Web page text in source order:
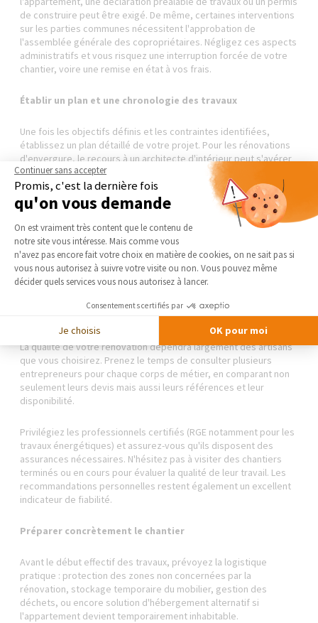
de construire peut être exigé. De même, certaines interventions
sur les parties communes nécessitent l'approbation de
l'assemblée générale des copropriétaires. Négligez ces aspects
administratifs et vous risquez une interruption forcée de votre
chantier, voire une remise en état à vos frais.
Établir un plan et une chronologie des travaux
Une fois les objectifs définis et les contraintes identifiées,
établissez un plan détaillé de votre projet. Pour les rénovations
d'envergure, le recours à un architecte d'intérieur peut s'avérer
judicieux. Ce professionnel saura optimiser l'espace disponible
et proposer des solutions adaptées à vos besoins spécifiques.
Élaborez ensuite un calendrier réaliste des travaux en tenant
compte de leur ordre logique. La démolition précède
généralement les travaux de gros œuvre, suivis par l'électricité
et la plomberie, puis les revêtements muraux et de sol, pour finir
par les finitions. Ce séquençage permet d'éviter les reprises
couteuses et les dégradations prématurées.
Sélectionner soigneusement les professionnels
La qualité de votre rénovation dépendra largement des artisans
que vous choisirez. Prenez le temps de consulter plusieurs
entrepreneurs pour chaque corps de métier, en comparant non
seulement leurs devis mais aussi leurs références et leur
disponibilité.
Privilégiez les professionnels certifiés (RGE notamment pour les
travaux énergétiques) et assurez-vous qu'ils disposent des
assurances nécessaires. N'hésitez pas à visiter des chantiers
terminés ou en cours pour évaluer la qualité de leur travail. Les
recommandations personnelles restent également un excellent
indicateur de fiabilité.
Préparer concrètement le chantier
Avant le début effectif des travaux, prévoyez la logistique
pratique : protection des zones non concernées par la
rénovation, stockage temporaire du mobilier, gestion des
déchets, ou encore solution d'hébergement alternatif si
l'appartement devient temporairement inhabitable.
Continuer sans accepter
Promis, c'est la dernière fois
qu'on vous demande
Plateforme de Gestion du
On est vraiment très content que le contenu de
notre site vous intéresse. Mais comme vous
n'avez pas encore fait votre choix en matière de cookies, on ne sait pas si
vous nous autorisez à suivre votre visite ou non. Vous pouvez même
décider quels services vous nous autorisez à lancer.
Consentements certifiés par
Je choisis OK pour moi
Axeptio consent